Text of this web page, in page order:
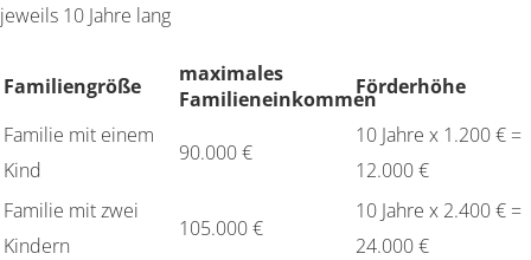
jeweils 10 Jahre lang
Familiengröße
maximales
FamilieneinkommenFörderhöhe
Familie mit einem
Kind
90.000 €
10 Jahre x 1.200 € =
12.000 €
Familie mit zwei
Kindern
105.000 €
10 Jahre x 2.400 € =
24.000 €